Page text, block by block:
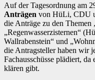
Auf der Tagesordnung am
Anträgen von HüLi, CDU
die Anträge zu den Themen
„Regenwasserzisternen“
Wallrabenstein“ und
die Antragsteller haben wir
Fachausschüsse plädiert,
klären gibt.